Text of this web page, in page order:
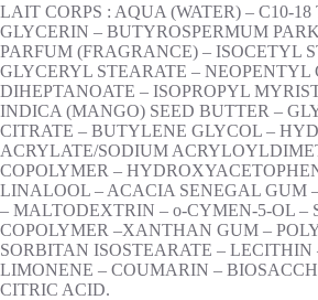
LAIT CORPS : AQUA (WATER) – C10-
GLYCERIN – BUTYROSPERMUM
PARFUM (FRAGRANCE) – ISOCETYL
GLYCERYL STEARATE – NEOPENTYL
DIHEPTANOATE – ISOPROPYL
INDICA (MANGO) SEED BUTTER –
CITRATE – BUTYLENE GLYCOL –
ACRYLATE/SODIUM
COPOLYMER –
LINALOOL – ACACIA SENEGAL GUM
– MALTODEXTRIN – o-CYMEN-5-OL –
COPOLYMER –XANTHAN GUM –
SORBITAN ISOSTEARATE – LECITHIN
LIMONENE – COUMARIN –
CITRIC ACID.